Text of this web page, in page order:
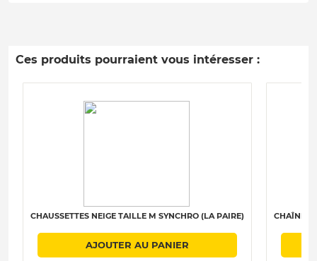
Ces produits pourraient vous intéresser :
CHAUSSETTES NEIGE TAILLE M SYNCHRO (LA PAIRE)
AJOUTER AU PANIER
CHAÎNES